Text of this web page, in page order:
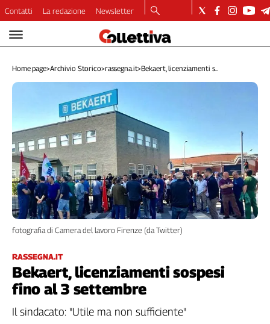
Video
Dirette
Longform
Lavoro
Ambiente
Diritti
Welfare
Italia
Internazionale
Culture
Categorie
Filcams
Filctem
Fillea
Contatti La redazione Newsletter
Home page>Archivio Storico>rassegna.it>Bekaert, licenziamenti s...
RASSEGNA.IT
Bekaert, licenziamenti sospesi
fino al 3 settembre
fotografia di Camera del lavoro Firenze (da Twitter)
Il sindacato: "Utile ma non sufficiente"